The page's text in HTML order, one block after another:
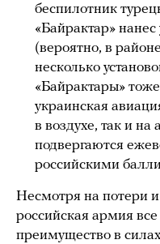
беспилотник
«Байрактар»
(вероятно, в
несколько
«Байрактары»
украинская
в воздухе, так и
подвергаются
российскими
Несмотря на потери
российская армия
преимущество в